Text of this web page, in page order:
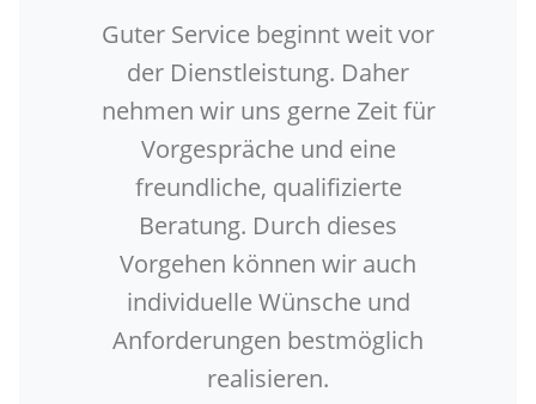
Guter Service beginnt weit vor
der Dienstleistung. Daher
nehmen wir uns gerne Zeit für
Vorgespräche und eine
freundliche, qualifizierte
Beratung. Durch dieses
Vorgehen können wir auch
individuelle Wünsche und
Anforderungen bestmöglich
realisieren.